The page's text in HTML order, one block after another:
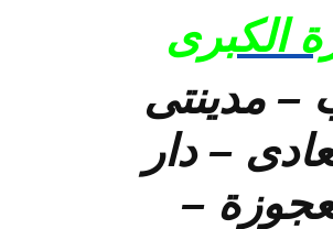
الكبرى
– مدينتى
– دار
– العجوزة –